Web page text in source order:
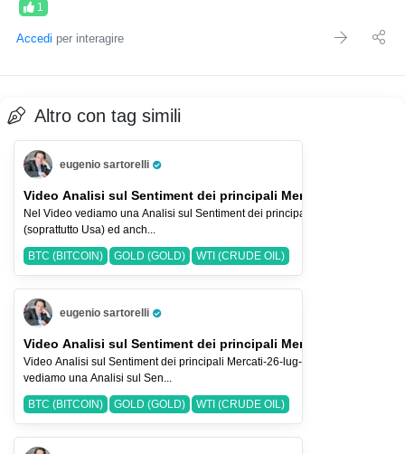
1
Accedi per interagire
Altro con tag simili
eugenio sartorelli
Pro Trader
Video Analisi sul Sentiment dei principali Mercati-2-ago-2026
Nel Video vediamo una Analisi sul Sentiment dei principali Indici Azionari
(soprattutto Usa) ed anch...
BTC (BITCOIN) GOLD (GOLD) WTI (CRUDE OIL)
eugenio sartorelli
Pro Trader
Video Analisi sul Sentiment dei principali Mercati-26-lug-2026
Video Analisi sul Sentiment dei principali Mercati-26-lug-2026 Nel Video
vediamo una Analisi sul Sen...
BTC (BITCOIN) GOLD (GOLD) WTI (CRUDE OIL)